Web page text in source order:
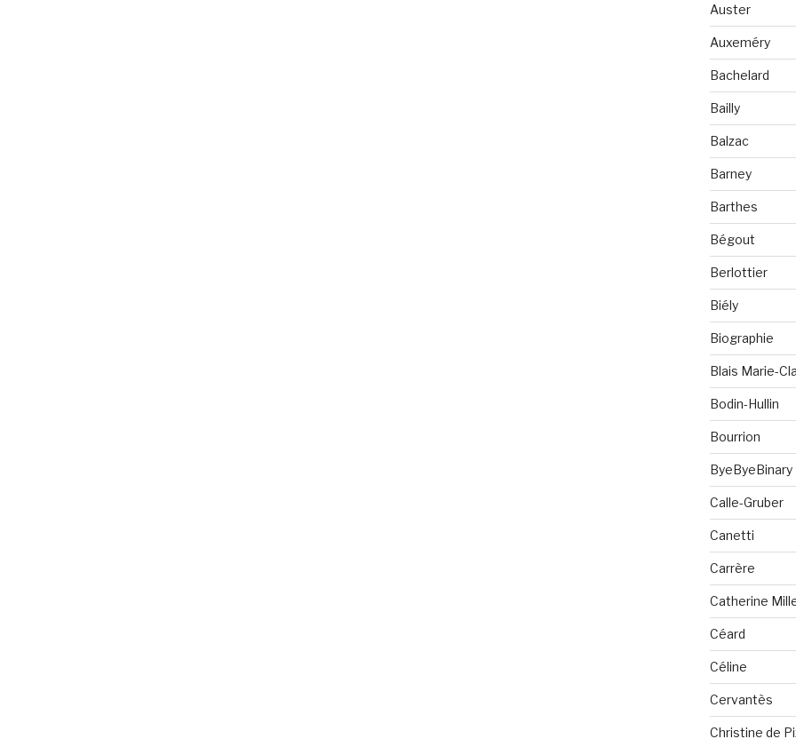
Auster
Auxeméry
Bachelard
Bailly
Balzac
Barney
Barthes
Bégout
Berlottier
Biély
Biographie
Blais Marie-
Bodin-Hullin
Bourrion
ByeByeBinary
Calle-Gruber
Canetti
Carrère
Catherine
Céard
Céline
Cervantès
Christine de